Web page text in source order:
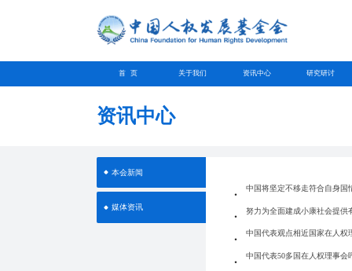
首 页 关于我们 资讯中心 研究研讨
资讯中心
本会新闻
媒体资讯
中国将坚定不移走符合自身国
努力为全面建成小康社会提供
中国代表观点相近国家在人权
中国代表50多国在人权理事